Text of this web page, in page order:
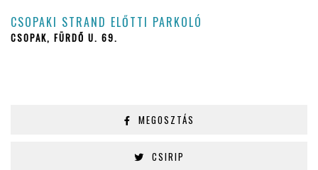
CSOPAKI STRAND ELŐTTI PARKOLÓ
CSOPAK, FÜRDŐ U. 69.
MEGOSZTÁS
CSIRIP